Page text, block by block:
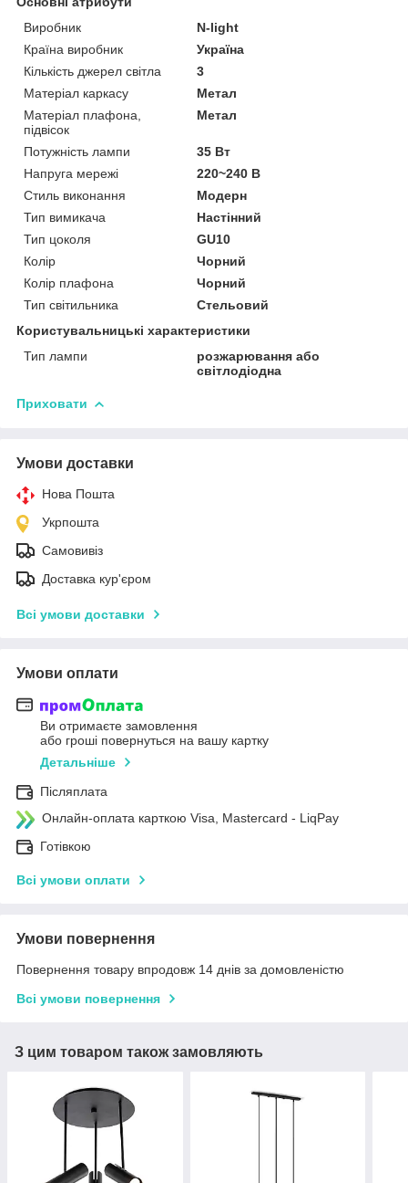
Виробник
N-light
Країна виробник
Україна
Кількість джерел світла
3
Матеріал каркасу
Метал
Матеріал плафона,
підвісок
Метал
Потужність лампи
35 Вт
Напруга мережі
220~240 В
Стиль виконання
Модерн
Тип вимикача
Настінний
Тип цоколя
GU10
Колір
Чорний
Колір плафона
Чорний
Тип світильника
Стельовий
Користувальницькі характеристики
Тип лампи
розжарювання або
світлодіодна
Приховати
Умови доставки
Нова Пошта
Укрпошта
Самовивіз
Доставка кур'єром
Всі умови доставки
Умови оплати
Ви отримаєте замовлення
або гроші повернуться на вашу картку
Детальніше
Післяплата
Онлайн-оплата карткою Visa, Mastercard - LiqPay
Готівкою
Всі умови оплати
Умови повернення
Повернення товару впродовж 14 днів за домовленістю
Всі умови повернення
З цим товаром також замовляють